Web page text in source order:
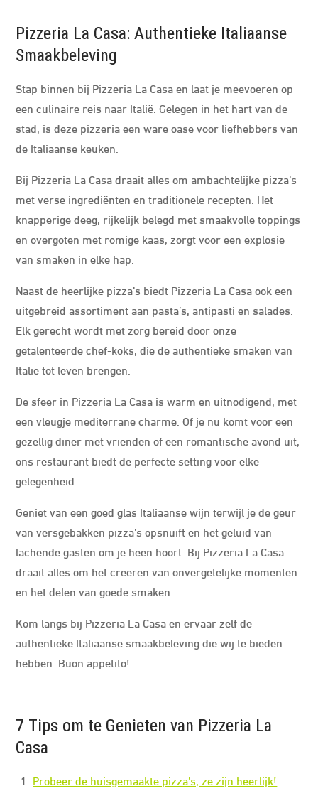
Pizzeria La Casa: Authentieke Italiaanse
Smaakbeleving
Stap binnen bij Pizzeria La Casa en laat je meevoeren op
een culinaire reis naar Italië. Gelegen in het hart van de
stad, is deze pizzeria een ware oase voor liefhebbers van
de Italiaanse keuken.
Bij Pizzeria La Casa draait alles om ambachtelijke pizza’s
met verse ingrediënten en traditionele recepten. Het
knapperige deeg, rijkelijk belegd met smaakvolle toppings
en overgoten met romige kaas, zorgt voor een explosie
van smaken in elke hap.
Naast de heerlijke pizza’s biedt Pizzeria La Casa ook een
uitgebreid assortiment aan pasta’s, antipasti en salades.
Elk gerecht wordt met zorg bereid door onze
getalenteerde chef-koks, die de authentieke smaken van
Italië tot leven brengen.
De sfeer in Pizzeria La Casa is warm en uitnodigend, met
een vleugje mediterrane charme. Of je nu komt voor een
gezellig diner met vrienden of een romantische avond uit,
ons restaurant biedt de perfecte setting voor elke
gelegenheid.
Geniet van een goed glas Italiaanse wijn terwijl je de geur
van versgebakken pizza’s opsnuift en het geluid van
lachende gasten om je heen hoort. Bij Pizzeria La Casa
draait alles om het creëren van onvergetelijke momenten
en het delen van goede smaken.
Kom langs bij Pizzeria La Casa en ervaar zelf de
authentieke Italiaanse smaakbeleving die wij te bieden
hebben. Buon appetito!
7 Tips om te Genieten van Pizzeria La
Casa
Probeer de huisgemaakte pizza’s, ze zijn heerlijk!